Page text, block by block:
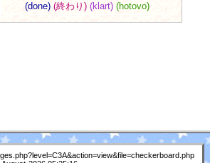
(done) (終わり) (klart) (hotovo)